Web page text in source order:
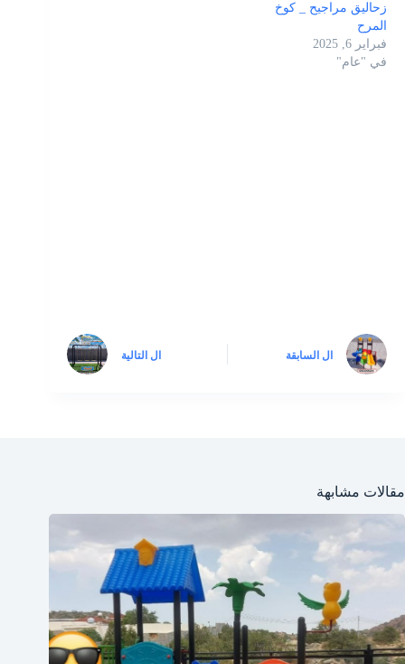
زحاليق مراجيح _ كوخ
المرح
فبراير 6, 2025
في "عام"
ال السابقة ال التالية
مقالات مشابهة